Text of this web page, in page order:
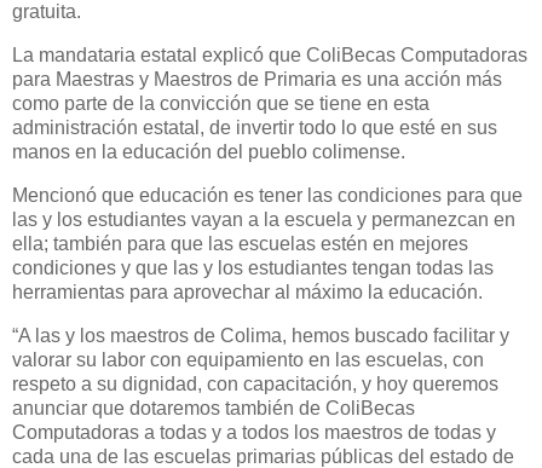
gratuita.
La mandataria estatal explicó que ColiBecas Computadoras
para Maestras y Maestros de Primaria es una acción más
como parte de la convicción que se tiene en esta
administración estatal, de invertir todo lo que esté en sus
manos en la educación del pueblo colimense.
Mencionó que educación es tener las condiciones para que
las y los estudiantes vayan a la escuela y permanezcan en
ella; también para que las escuelas estén en mejores
condiciones y que las y los estudiantes tengan todas las
herramientas para aprovechar al máximo la educación.
“A las y los maestros de Colima, hemos buscado facilitar y
valorar su labor con equipamiento en las escuelas, con
respeto a su dignidad, con capacitación, y hoy queremos
anunciar que dotaremos también de ColiBecas
Computadoras a todas y a todos los maestros de todas y
cada una de las escuelas primarias públicas del estado de